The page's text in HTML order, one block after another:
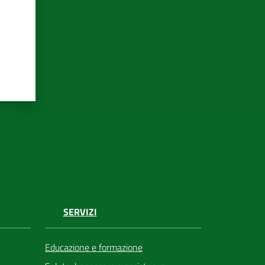
SERVIZI
Educazione e formazione